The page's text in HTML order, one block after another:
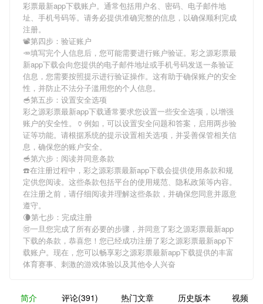
彩票最新app下载账户。通常包括用户名、密码、电子邮件地
址、手机号码等。请务必提供准确完整的信息，以确保顺利完成
注册。
📽第四步：验证账户
🥕填写完个人信息后，您可能需要进行账户验证。 彩之源彩票最
新app下载会向您提供的电子邮件地址或手机号码发送一条验证
信息，您需要按照提示进行验证操作。这有助于确保账户的安全
性，并防止不法分子滥用您的个人信息。
🥣第五步：设置安全选项
彩之源彩票最新app下载通常要求您设置一些安全选项，以增强
账户的安全性。🏺例如，可以设置安全问题和答案，启用两步验
证等功能。请根据系统的提示设置相关选项，并妥善保管相关信
息，确保您的账户安全。
🥣第六步：阅读并同意条款
☎️在注册过程中， 彩之源彩票最新app下载会提供使用条款和规
定供您阅读。这些条款包括平台的使用规范、隐私政策等内容。
在注册之前，请仔细阅读并理解这些条款，并确保您同意并愿意
遵守。
🌘第七步：完成注册
🉑一旦您完成了所有必要的步骤，并同意了彩之源彩票最新app
下载的条款，恭喜您！您已经成功注册了彩之源彩票最新app下
载账户。现在，您可以畅享彩之源彩票最新app下载提供的丰富
体育赛事、刺激的游戏体验以及其他令人兴奋
简介 评论(391) 热门文章 历史版本 视频